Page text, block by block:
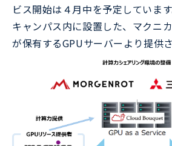
ビス開始は４月中を予定しています
キャンパス内に設置した、マクニ
が保有するGPUサーバーより提供さ